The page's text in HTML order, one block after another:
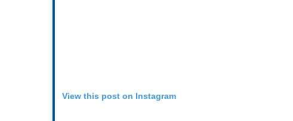
View this post on Instagram